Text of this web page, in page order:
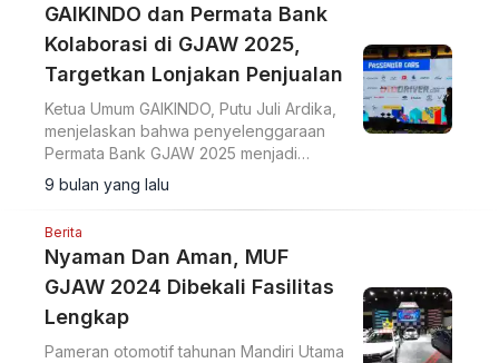
GAIKINDO dan Permata Bank
Kolaborasi di GJAW 2025,
Targetkan Lonjakan Penjualan
Ketua Umum GAIKINDO, Putu Juli Ardika,
menjelaskan bahwa penyelenggaraan
Permata Bank GJAW 2025 menjadi
langkah strategis untuk memperkuat
pasar otomotif nasional.
9 bulan yang lalu
Berita
Nyaman Dan Aman, MUF
GJAW 2024 Dibekali Fasilitas
Lengkap
Pameran otomotif tahunan Mandiri Utama